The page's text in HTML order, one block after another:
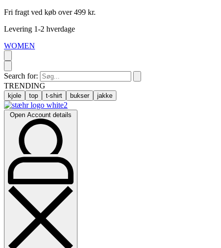
Fri fragt ved køb over 499 kr.
Levering 1-2 hverdage
WOMEN
Search for:
TRENDING
kjole top t-shirt bukser jakke
Open Account details